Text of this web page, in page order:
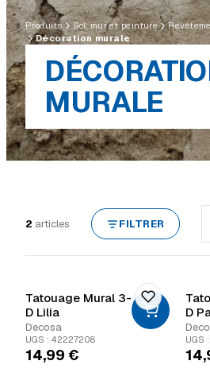
Produits Sol, mur et peinture
Décoration murale
MURALE
2 articles FILTRER
Tatouage Mural 3-
D Lilia
Decosa
UGS : 42227208
14,99 €
D
UGS